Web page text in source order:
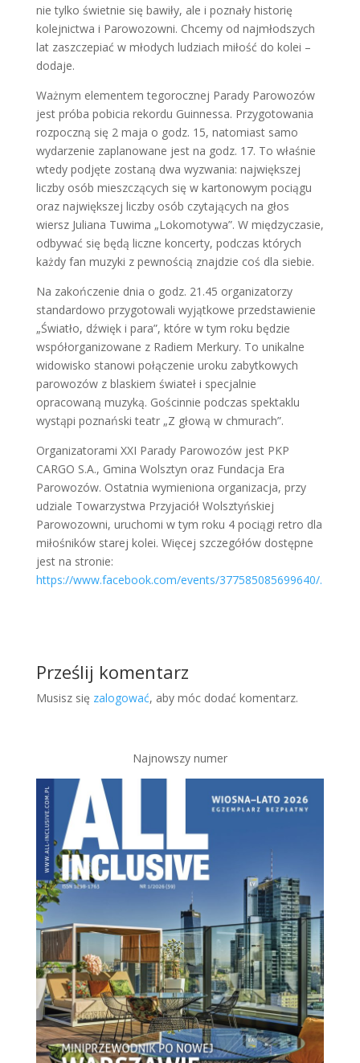
nie tylko świetnie się bawiły, ale i poznały historię
kolejnictwa i Parowozowni. Chcemy od najmłodszych
lat zaszczepiać w młodych ludziach miłość do kolei –
dodaje.
Ważnym elementem tegorocznej Parady Parowozów
jest próba pobicia rekordu Guinnessa. Przygotowania
rozpoczną się 2 maja o godz. 15, natomiast samo
wydarzenie zaplanowane jest na godz. 17. To właśnie
wtedy podjęte zostaną dwa wyzwania: największej
liczby osób mieszczących się w kartonowym pociągu
oraz największej liczby osób czytających na głos
wiersz Juliana Tuwima „Lokomotywa”. W międzyczasie,
odbywać się będą liczne koncerty, podczas których
każdy fan muzyki z pewnością znajdzie coś dla siebie.
Na zakończenie dnia o godz. 21.45 organizatorzy
standardowo przygotowali wyjątkowe przedstawienie
„Światło, dźwięk i para”, które w tym roku będzie
współorganizowane z Radiem Merkury. To unikalne
widowisko stanowi połączenie uroku zabytkowych
parowozów z blaskiem świateł i specjalnie
opracowaną muzyką. Gościnnie podczas spektaklu
wystąpi poznański teatr „Z głową w chmurach”.
Organizatorami XXI Parady Parowozów jest PKP
CARGO S.A., Gmina Wolsztyn oraz Fundacja Era
Parowozów. Ostatnia wymieniona organizacja, przy
udziale Towarzystwa Przyjaciół Wolsztyńskiej
Parowozowni, uruchomi w tym roku 4 pociągi retro dla
miłośników starej kolei. Więcej szczegółów dostępne
jest na stronie:
https://www.facebook.com/events/377585085699640/.
Prześlij komentarz
Musisz się zalogować, aby móc dodać komentarz.
Najnowszy numer